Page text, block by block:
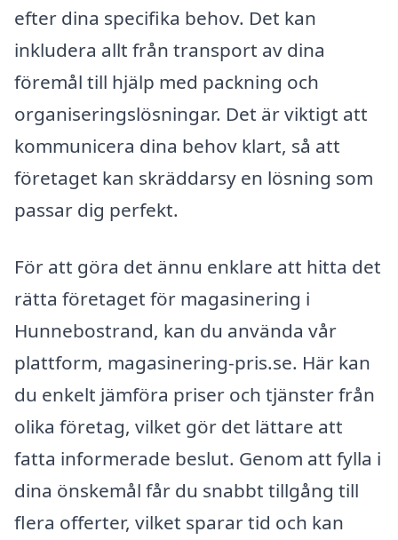
efter dina specifika behov. Det kan
inkludera allt från transport av dina
föremål till hjälp med packning och
organiseringslösningar. Det är viktigt att
kommunicera dina behov klart, så att
företaget kan skräddarsy en lösning som
passar dig perfekt.
För att göra det ännu enklare att hitta det
rätta företaget för magasinering i
Hunnebostrand, kan du använda vår
plattform, magasinering-pris.se. Här kan
du enkelt jämföra priser och tjänster från
olika företag, vilket gör det lättare att
fatta informerade beslut. Genom att fylla i
dina önskemål får du snabbt tillgång till
flera offerter, vilket sparar tid och kan